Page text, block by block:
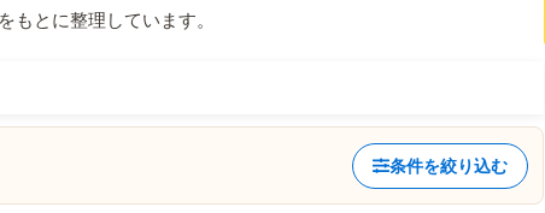
とに整理しています。
条件を絞り込む